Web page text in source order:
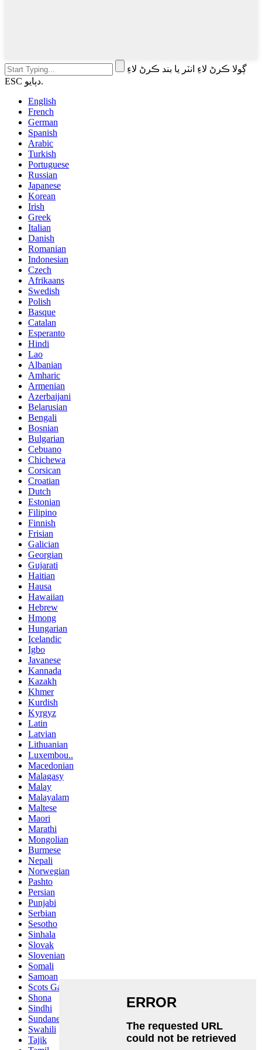
ڳولا ڪرڻ لاءِ انٽر يا بند ڪرڻ لاءِ
ESC دٻايو.
English
French
German
Spanish
Arabic
Turkish
Portuguese
Russian
Japanese
Korean
Irish
Greek
Italian
Danish
Romanian
Indonesian
Czech
Afrikaans
Swedish
Polish
Basque
Catalan
Esperanto
Hindi
Lao
Albanian
Amharic
Armenian
Azerbaijani
Belarusian
Bengali
Bosnian
Bulgarian
Cebuano
Chichewa
Corsican
Croatian
Dutch
Estonian
Filipino
Finnish
Frisian
Galician
Georgian
Gujarati
Haitian
Hausa
Hawaiian
Hebrew
Hmong
Hungarian
Icelandic
Igbo
Javanese
Kannada
Kazakh
Khmer
Kurdish
Kyrgyz
Latin
Latvian
Lithuanian
Luxembou..
Macedonian
Malagasy
Malay
Malayalam
Maltese
Maori
Marathi
Mongolian
Burmese
Nepali
Norwegian
Pashto
Persian
Punjabi
Serbian
Sesotho
Sinhala
Slovak
Slovenian
Somali
Samoan
Scots Gaelic
Shona
Sindhi
Sundanese
Swahili
Tajik